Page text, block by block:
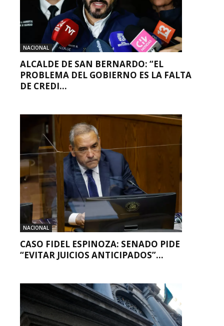
NACIONAL
ALCALDE DE SAN BERNARDO: “EL
PROBLEMA DEL GOBIERNO ES LA FALTA
DE CREDI...
NACIONAL
CASO FIDEL ESPINOZA: SENADO PIDE
“EVITAR JUICIOS ANTICIPADOS”...